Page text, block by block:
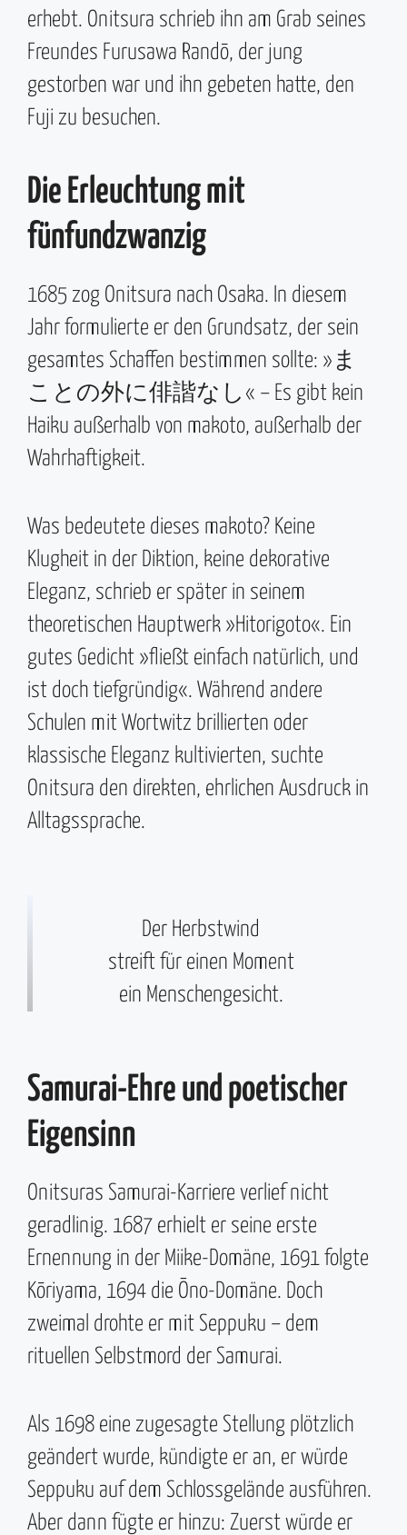
erhebt. Onitsura schrieb ihn am Grab seines
Freundes Furusawa Randō, der jung
gestorben war und ihn gebeten hatte, den
Fuji zu besuchen.
Die Erleuchtung mit
fünfundzwanzig
1685 zog Onitsura nach Osaka. In diesem
Jahr formulierte er den Grundsatz, der sein
gesamtes Schaffen bestimmen sollte: »ま
ことの外に俳諧なし« – Es gibt kein
Haiku außerhalb von makoto, außerhalb der
Wahrhaftigkeit.
Was bedeutete dieses makoto? Keine
Klugheit in der Diktion, keine dekorative
Eleganz, schrieb er später in seinem
theoretischen Hauptwerk »Hitorigoto«. Ein
gutes Gedicht »fließt einfach natürlich, und
ist doch tiefgründig«. Während andere
Schulen mit Wortwitz brillierten oder
klassische Eleganz kultivierten, suchte
Onitsura den direkten, ehrlichen Ausdruck in
Alltagssprache.
Der Herbstwind
streift für einen Moment
ein Menschengesicht.
Samurai-Ehre und poetischer
Eigensinn
Onitsuras Samurai-Karriere verlief nicht
geradlinig. 1687 erhielt er seine erste
Ernennung in der Miike-Domäne, 1691 folgte
Kōriyama, 1694 die Ōno-Domäne. Doch
zweimal drohte er mit Seppuku – dem
rituellen Selbstmord der Samurai.
Als 1698 eine zugesagte Stellung plötzlich
geändert wurde, kündigte er an, er würde
Seppuku auf dem Schlossgelände ausführen.
Aber dann fügte er hinzu: Zuerst würde er